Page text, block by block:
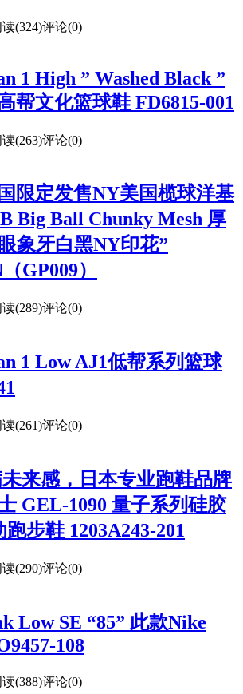
读(324)评论(0)
1 High ” Washed Black ”
帮文化篮球鞋 FD6815-001
读(263)评论(0)
限定发售NY美国榄球洋基
Big Ball Chunky Mesh 厚
象牙白黑NY印花”
GP009）
读(289)评论(0)
1 Low AJ1低帮系列篮球
读(261)评论(0)
来感，日本专业跑鞋品牌
GEL-1090 量子系列硅胶
步鞋 1203A243-201
读(290)评论(0)
Low SE “85” 此款Nike
108
读(388)评论(0)